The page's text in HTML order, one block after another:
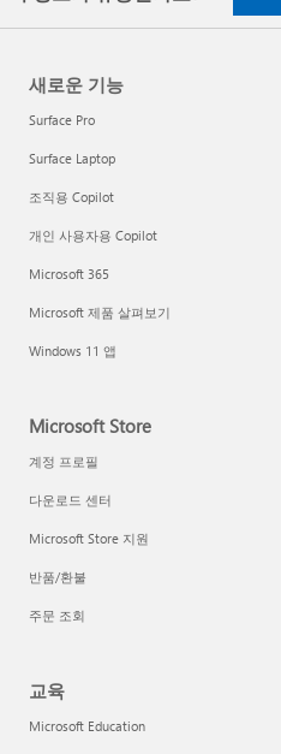
새로운 기능
Surface Pro
Surface Laptop
조직용 Copilot
개인 사용자용 Copilot
Microsoft 365
Microsoft 제품 살펴보기
Windows 11 앱
Microsoft Store
계정 프로필
다운로드 센터
Microsoft Store 지원
반품/환불
주문 조회
교육
Microsoft Education